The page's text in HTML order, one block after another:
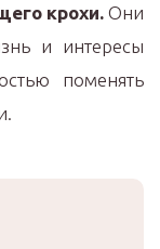
крохи. Они
и интересы
поменять